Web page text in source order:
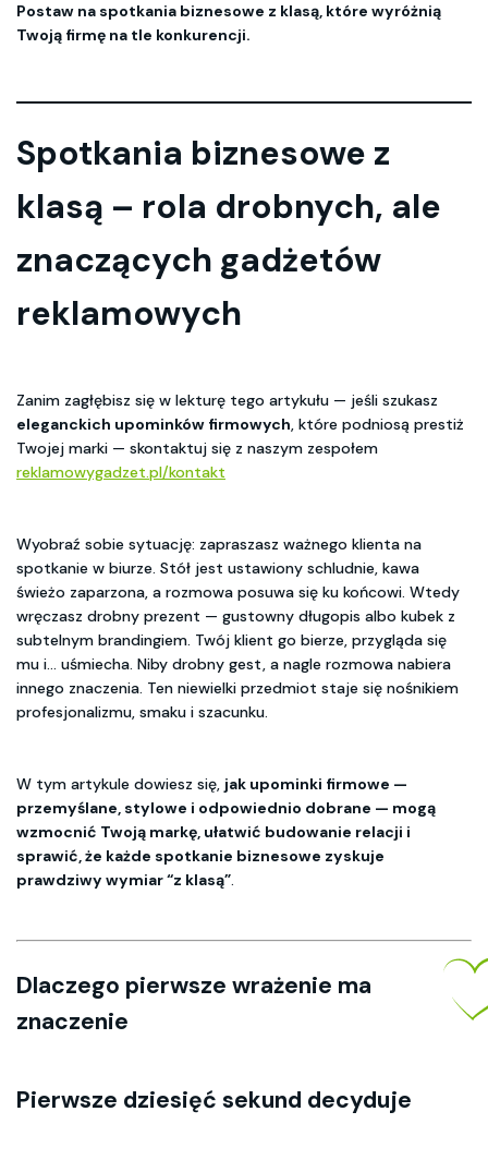
Postaw na spotkania biznesowe z klasą, które wyróżnią
Twoją firmę na tle konkurencji.
Spotkania biznesowe z
klasą – rola drobnych, ale
znaczących gadżetów
reklamowych
Zanim zagłębisz się w lekturę tego artykułu — jeśli szukasz
eleganckich upominków firmowych, które podniosą prestiż
Twojej marki — skontaktuj się z naszym zespołem
reklamowygadzet.pl/kontakt
Wyobraź sobie sytuację: zapraszasz ważnego klienta na
spotkanie w biurze. Stół jest ustawiony schludnie, kawa
świeżo zaparzona, a rozmowa posuwa się ku końcowi. Wtedy
wręczasz drobny prezent — gustowny długopis albo kubek z
subtelnym brandingiem. Twój klient go bierze, przygląda się
mu i… uśmiecha. Niby drobny gest, a nagle rozmowa nabiera
innego znaczenia. Ten niewielki przedmiot staje się nośnikiem
profesjonalizmu, smaku i szacunku.
W tym artykule dowiesz się, jak upominki firmowe —
przemyślane, stylowe i odpowiednio dobrane — mogą
wzmocnić Twoją markę, ułatwić budowanie relacji i
sprawić, że każde spotkanie biznesowe zyskuje
prawdziwy wymiar “z klasą”.
Dlaczego pierwsze wrażenie ma
znaczenie
Pierwsze dziesięć sekund decyduje